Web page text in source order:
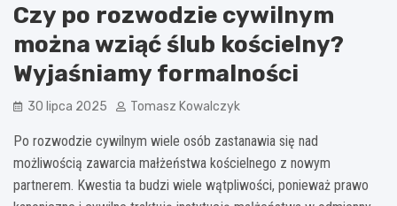
Czy po rozwodzie cywilnym
można wziąć ślub kościelny?
Wyjaśniamy formalności
30 lipca 2025 Tomasz Kowalczyk
Po rozwodzie cywilnym wiele osób zastanawia się nad
możliwością zawarcia małżeństwa kościelnego z nowym
partnerem. Kwestia ta budzi wiele wątpliwości, ponieważ prawo